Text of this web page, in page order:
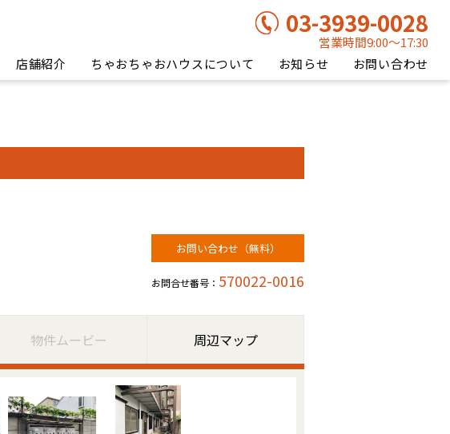
03-3939-0028
営業時間9:00〜17:30
店舗紹介 ちゃおちゃおハウスについて お知らせ お問い合わせ
お問い合わせ（無料）
お問合せ番号： 570022-0016
物件ムービー 周辺マップ